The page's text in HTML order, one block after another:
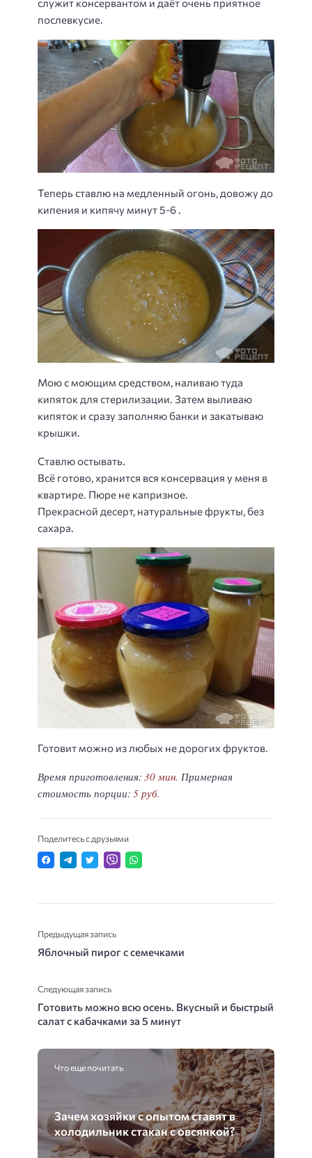
служит консервантом и даёт очень приятное
послевкусие.
Теперь ставлю на медленный огонь, довожу до
кипения и кипячу минут 5-6 .
Мою с моющим средством, наливаю туда
кипяток для стерилизации. Затем выливаю
кипяток и сразу заполняю банки и закатываю
крышки.
Ставлю остывать.
Всё готово, хранится вся консервация у меня в
квартире. Пюре не капризное.
Прекрасной десерт, натуральные фрукты, без
сахара.
Готовит можно из любых не дорогих фруктов.
Время приготовления: 30 мин. Примерная
стоимость порции: 5 руб.
Поделитесь с друзьями
Предыдущая запись
Яблочный пирог с семечками
Следующая запись
Готовить можно всю осень. Вкусный и быстрый
салат с кабачками за 5 минут
Что еще почитать
Зачем хозяйки с опытом ставят в
холодильник стакан с овсянкой?